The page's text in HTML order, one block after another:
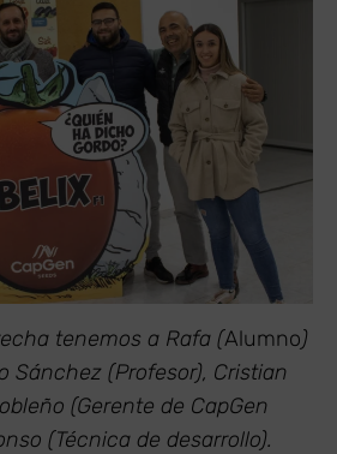
tenemos a Rafa (Alumno)
Sánchez (Profesor), Cristian
(Gerente de CapGen
(Técnica de desarrollo).